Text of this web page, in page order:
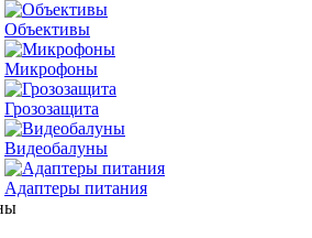
Объективы
Микрофоны
Грозозащита
Видеобалуны
Адаптеры питания